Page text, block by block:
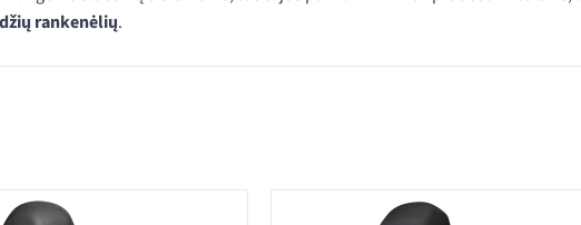
rankenėlių.
Stabdžių rankenėlės